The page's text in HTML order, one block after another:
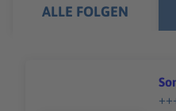
ALLE FOLGEN